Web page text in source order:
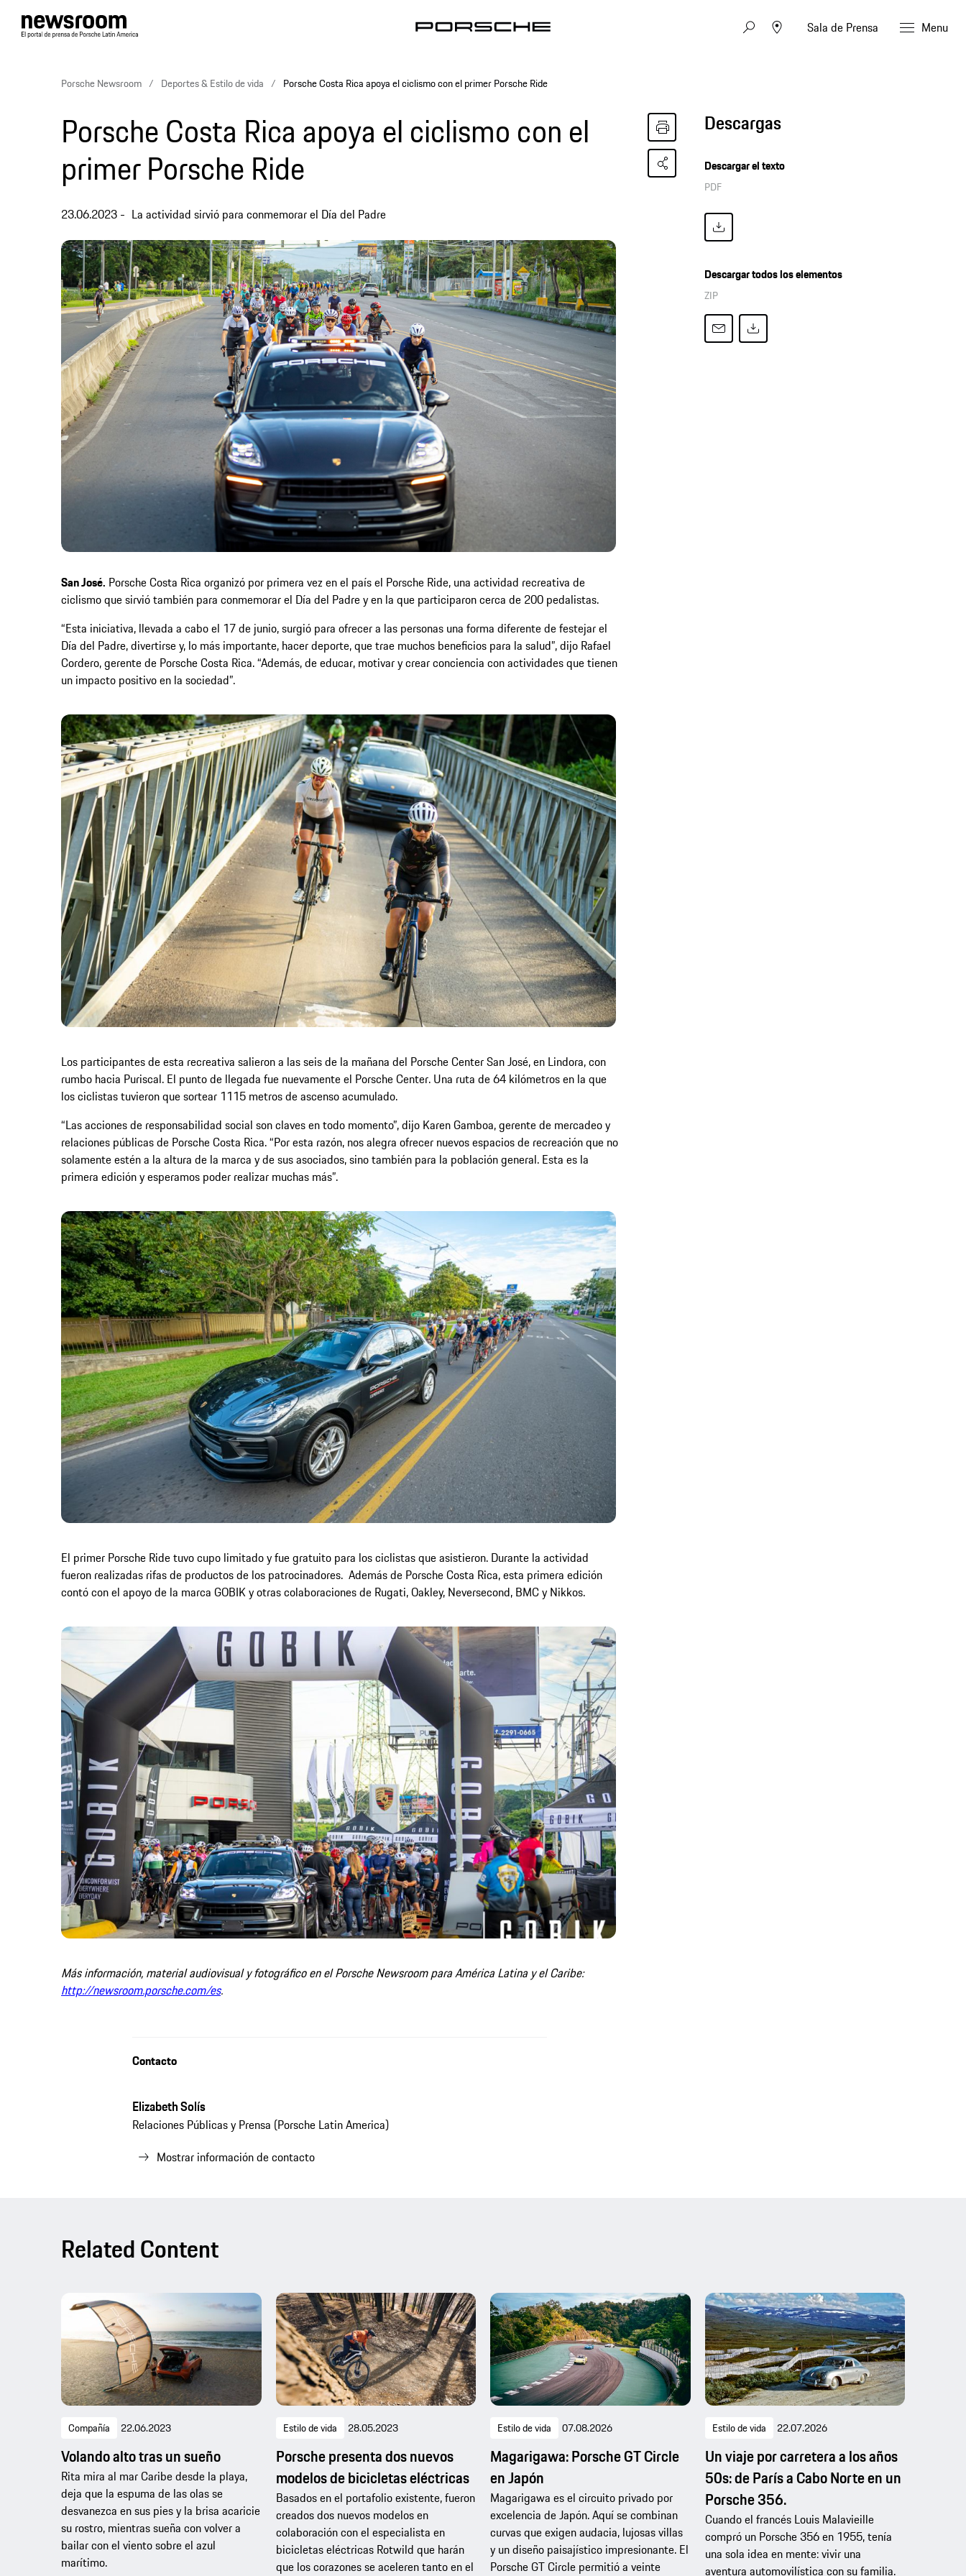
Sala de Prensa Menu
Porsche Newsroom Deportes & Estilo de vida Porsche Costa Rica apoya el ciclismo con el primer Porsche Ride
Porsche Costa Rica apoya el ciclismo con el
primer Porsche Ride
23.06.2023 La actividad sirvió para conmemorar el Día del Padre
San José. Porsche Costa Rica organizó por primera vez en el país el Porsche Ride, una actividad recreativa de
ciclismo que sirvió también para conmemorar el Día del Padre y en la que participaron cerca de 200 pedalistas.
“Esta iniciativa, llevada a cabo el 17 de junio, surgió para ofrecer a las personas una forma diferente de festejar el
Día del Padre, divertirse y, lo más importante, hacer deporte, que trae muchos beneficios para la salud”, dijo Rafael
Cordero, gerente de Porsche Costa Rica. “Además, de educar, motivar y crear conciencia con actividades que tienen
un impacto positivo en la sociedad”.
Los participantes de esta recreativa salieron a las seis de la mañana del Porsche Center San José, en Lindora, con
rumbo hacia Puriscal. El punto de llegada fue nuevamente el Porsche Center. Una ruta de 64 kilómetros en la que
los ciclistas tuvieron que sortear 1115 metros de ascenso acumulado.
“Las acciones de responsabilidad social son claves en todo momento”, dijo Karen Gamboa, gerente de mercadeo y
relaciones públicas de Porsche Costa Rica. “Por esta razón, nos alegra ofrecer nuevos espacios de recreación que no
solamente estén a la altura de la marca y de sus asociados, sino también para la población general. Esta es la
primera edición y esperamos poder realizar muchas más”.
El primer Porsche Ride tuvo cupo limitado y fue gratuito para los ciclistas que asistieron. Durante la actividad
fueron realizadas rifas de productos de los patrocinadores. Además de Porsche Costa Rica, esta primera edición
contó con el apoyo de la marca GOBIK y otras colaboraciones de Rugati, Oakley, Neversecond, BMC y Nikkos.
Más información, material audiovisual y fotográfico en el Porsche Newsroom para América Latina y el Caribe:
http://newsroom.porsche.com/es.
Descargas
Descargar el texto
PDF
Descargar todos los elementos
ZIP
Contacto
Elizabeth Solís
Relaciones Públicas y Prensa (Porsche Latin America)
Mostrar información de contacto
Related Content
Compañía 22.06.2023
Volando alto tras un sueño
Rita mira al mar Caribe desde la playa,
deja que la espuma de las olas se
desvanezca en sus pies y la brisa acaricie
su rostro, mientras sueña con volver a
bailar con el viento sobre el azul
marítimo.
Estilo de vida 28.05.2023
Porsche presenta dos nuevos
modelos de bicicletas eléctricas
Basados en el portafolio existente, fueron
creados dos nuevos modelos en
colaboración con el especialista en
bicicletas eléctricas Rotwild que harán
que los corazones se aceleren tanto en el
Estilo de vida 07.08.2026
Magarigawa: Porsche GT Circle
en Japón
Magarigawa es el circuito privado por
excelencia de Japón. Aquí se combinan
curvas que exigen audacia, lujosas villas
y un diseño paisajístico impresionante. El
Porsche GT Circle permitió a veinte
Estilo de vida 22.07.2026
Un viaje por carretera a los años
50s: de París a Cabo Norte en un
Porsche 356.
Cuando el francés Louis Malavieille
compró un Porsche 356 en 1955, tenía
una sola idea en mente: vivir una
aventura automovilística con su familia.